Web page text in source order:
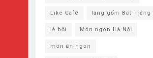
Like Café làng gốm Bát Tràng
lễ hội Món ngon Hà Nội
món ăn ngon